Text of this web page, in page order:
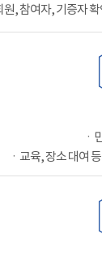
원, 참여자, 기증자
ㆍ
ㆍ교육, 장소 대여